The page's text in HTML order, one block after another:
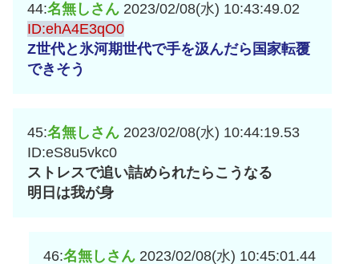
44:名無しさん 2023/02/08(水) 10:43:49.02
ID:ehA4E3qO0
Z世代と氷河期世代で手を汲んだら国家転覆
できそう
45:名無しさん 2023/02/08(水) 10:44:19.53
ID:eS8u5vkc0
ストレスで追い詰められたらこうなる
明日は我が身
46:名無しさん 2023/02/08(水) 10:45:01.44